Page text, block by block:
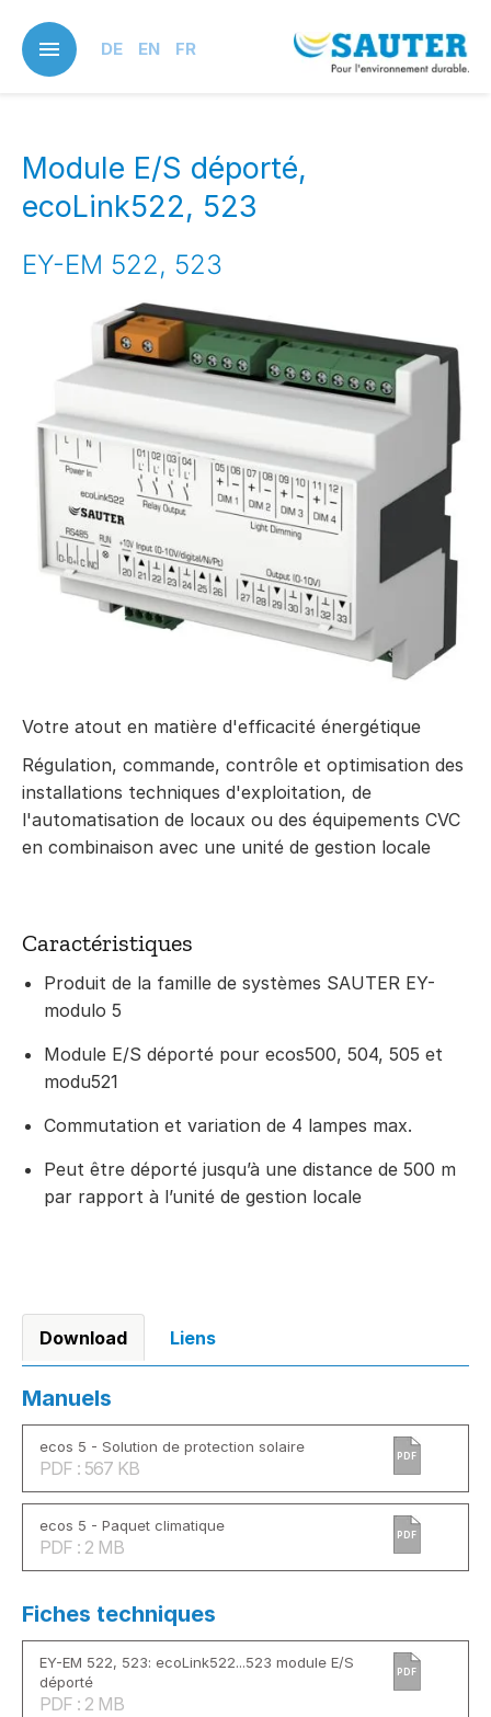
main
content
DE EN FR
Module E/S déporté,
ecoLink522, 523
EY-EM 522, 523
Votre atout en matière d'efficacité énergétique
Régulation, commande, contrôle et optimisation des
installations techniques d'exploitation, de
l'automatisation de locaux ou des équipements CVC
en combinaison avec une unité de gestion locale
Caractéristiques
Produit de la famille de systèmes SAUTER EY-
modulo 5
Module E/S déporté pour ecos500, 504, 505 et
modu521
Commutation et variation de 4 lampes max.
Peut être déporté jusqu’à une distance de 500 m
par rapport à l’unité de gestion locale
Download Liens
Manuels
ecos 5 - Solution de protection solaire
PDF : 567 KB
PDF
ecos 5 - Paquet climatique
PDF : 2 MB
PDF
Fiches techniques
EY-EM 522, 523: ecoLink522...523 module E/S
déporté
PDF : 2 MB
PDF